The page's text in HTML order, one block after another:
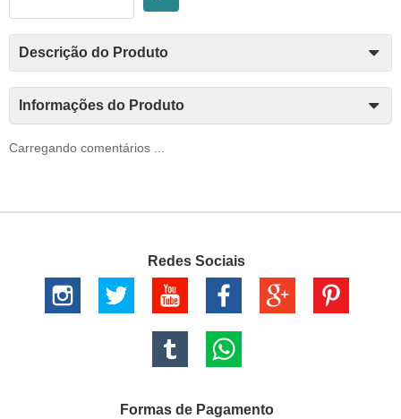
Descrição do Produto
Informações do Produto
Carregando comentários ...
Redes Sociais
Formas de Pagamento